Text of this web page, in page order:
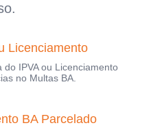
Licenciamento
IPVA ou Licenciamento
no Multas BA.
BA Parcelado